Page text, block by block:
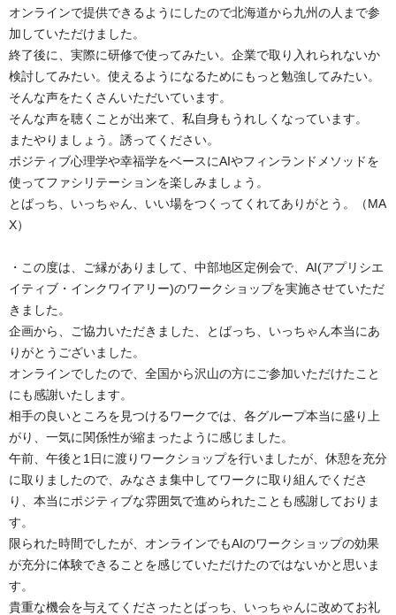
オンラインで提供できるようにしたので北海道から九州の人まで参
加していただけました。
終了後に、実際に研修で使ってみたい。企業で取り入れられないか
検討してみたい。使えるようになるためにもっと勉強してみたい。
そんな声をたくさんいただいています。
そんな声を聴くことが出来て、私自身もうれしくなっています。
またやりましょう。誘ってください。
ポジティブ心理学や幸福学をベースにAIやフィンランドメソッドを
使ってファシリテーションを楽しみましょう。
とばっち、いっちゃん、いい場をつくってくれてありがとう。（MA
X）
・この度は、ご縁がありまして、中部地区定例会で、AI(アプリシエ
イティブ・インクワイアリー)のワークショップを実施させていただ
きました。
企画から、ご協力いただきました、とばっち、いっちゃん本当にあ
りがとうございました。
オンラインでしたので、全国から沢山の方にご参加いただけたこと
にも感謝いたします。
相手の良いところを見つけるワークでは、各グループ本当に盛り上
がり、一気に関係性が縮まったように感じました。
午前、午後と1日に渡りワークショップを行いましたが、休憩を充分
に取りましたので、みなさま集中してワークに取り組んでくださ
り、本当にポジティブな雰囲気で進められたことも感謝しておりま
す。
限られた時間でしたが、オンラインでもAIのワークショップの効果
が充分に体験できることを感じていただけたのではないかと思いま
す。
貴重な機会を与えてくださったとばっち、いっちゃんに改めてお礼